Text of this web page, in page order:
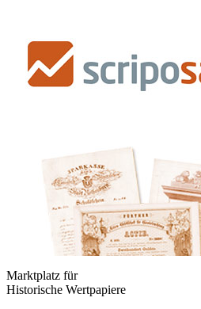
Marktplatz für
Historische Wertpapiere